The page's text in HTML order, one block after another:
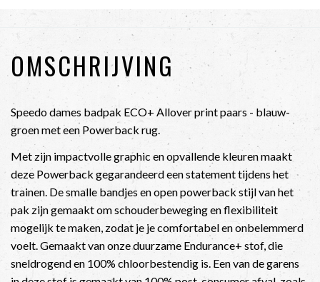
OMSCHRIJVING
Speedo dames badpak ECO+ Allover print paars - blauw-
groen met een Powerback rug.
Met zijn impactvolle graphic en opvallende kleuren maakt
deze Powerback gegarandeerd een statement tijdens het
trainen. De smalle bandjes en open powerback stijl van het
pak zijn gemaakt om schouderbeweging en flexibiliteit
mogelijk te maken, zodat je je comfortabel en onbelemmerd
voelt. Gemaakt van onze duurzame Endurance+ stof, die
sneldrogend en 100% chloorbestendig is. Een van de garens